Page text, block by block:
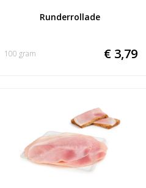
Runderrollade
€ 3,79
100 gram